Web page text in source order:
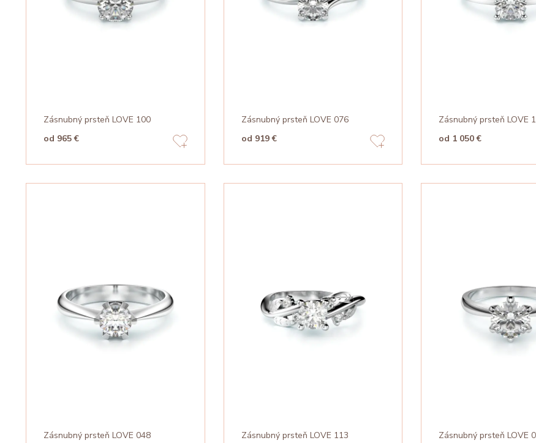
Zásnubný prsteň LOVE 100
od 965 €
Zásnubný prsteň LOVE 076
od 919 €
Zásnubný prsteň LOVE
od 1 050 €
Zásnubný prsteň LOVE 048
Zásnubný prsteň LOVE 113
Zásnubný prsteň LOVE